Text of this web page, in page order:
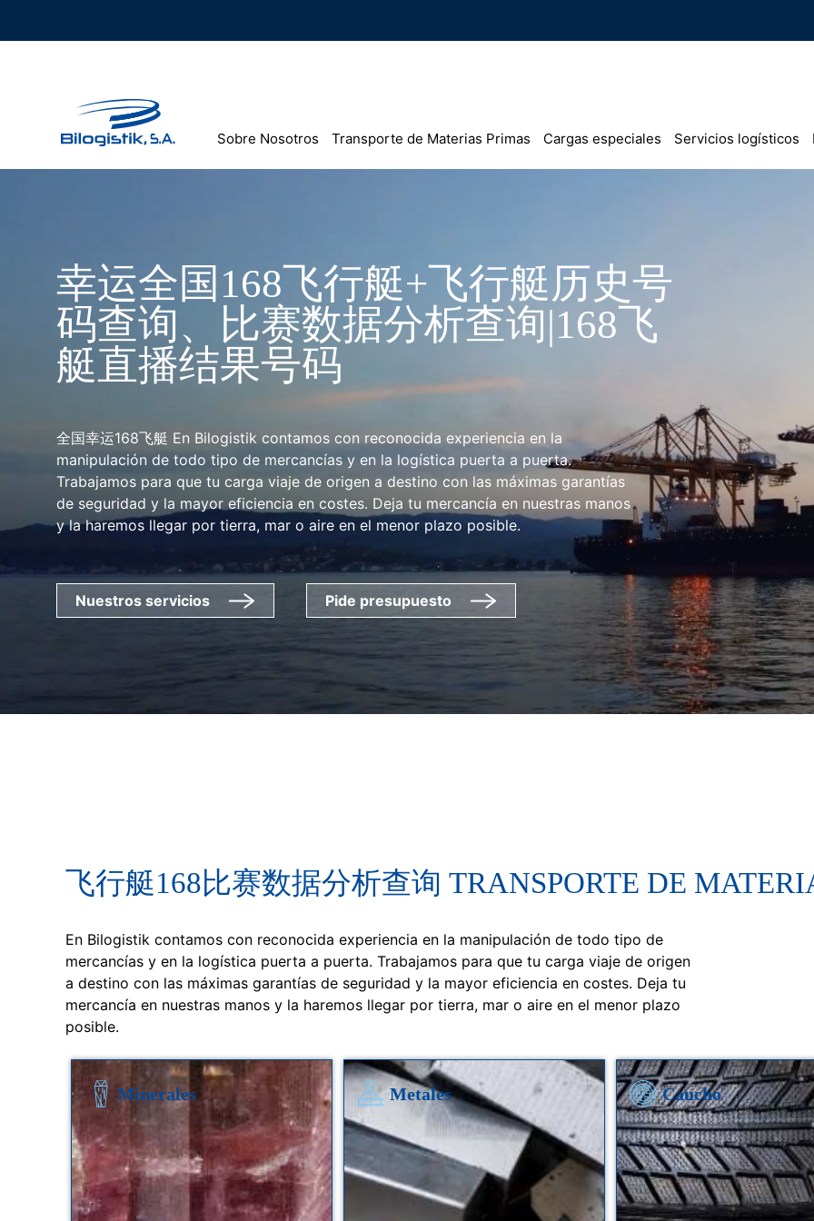
Sobre Nosotros Transporte de Materias Primas Cargas especiales Servicios logísticos
幸运全国168飞行艇+飞行艇历史号
码查询、比赛数据分析查询|168飞
艇直播结果号码
全国幸运168飞艇 En Bilogistik contamos con reconocida experiencia en la
manipulación de todo tipo de mercancías y en la logística puerta a puerta.
Trabajamos para que tu carga viaje de origen a destino con las máximas garantías
de seguridad y la mayor eficiencia en costes. Deja tu mercancía en nuestras manos
y la haremos llegar por tierra, mar o aire en el menor plazo posible.
Nuestros servicios Pide presupuesto
飞行艇168比赛数据分析查询 TRANSPORTE DE
En Bilogistik contamos con reconocida experiencia en la manipulación de todo tipo de
mercancías y en la logística puerta a puerta. Trabajamos para que tu carga viaje de origen
a destino con las máximas garantías de seguridad y la mayor eficiencia en costes. Deja tu
mercancía en nuestras manos y la haremos llegar por tierra, mar o aire en el menor plazo
posible.
Minerales Metales Caucho